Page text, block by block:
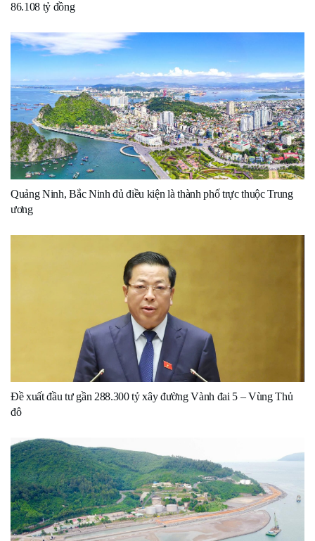
86.108 tỷ đồng
Quảng Ninh, Bắc Ninh đủ điều kiện là thành phố trực thuộc Trung
ương
Đề xuất đầu tư gần 288.300 tỷ xây đường Vành đai 5 – Vùng Thủ
đô